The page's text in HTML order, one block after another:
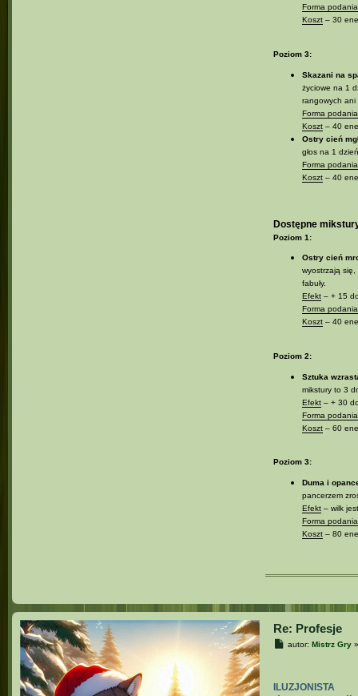
Forma
Koszt– 30
Poziom 3:
Skazani na
życiowe na 1
rangowych ani
Forma
Koszt– 40
Ostry cień
głos na 1
Forma
Koszt– 40
Dostępne
Poziom 1:
Ostry cień
wyostrzają się,
fabuły.
Efekt– + 15
Forma
Koszt– 40
Poziom 2:
Sztuka
mikstury to 3
Efekt– + 30 do
Forma
Koszt– 60
Poziom 3:
Duma i
pancerzem
Efekt– wilk
Forma
Koszt– 80
Re: Profesje
Pautor:Mistrz Gry
ILUZJONISTA